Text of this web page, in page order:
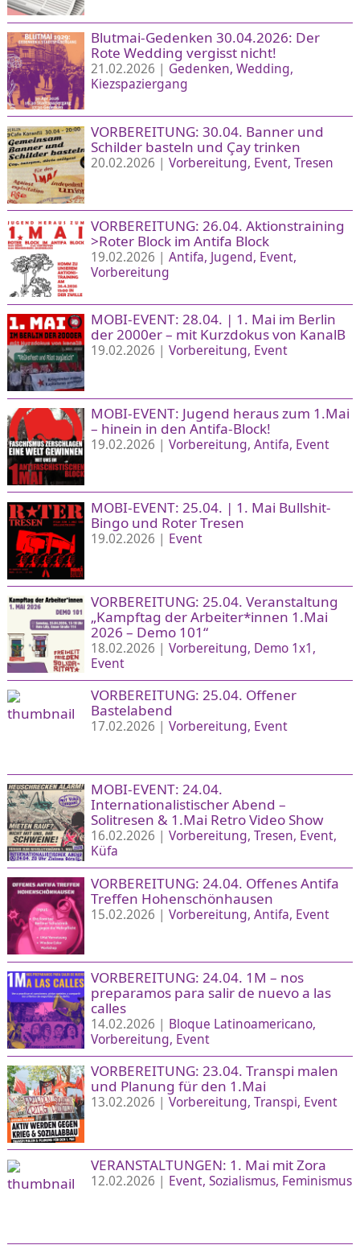
Blutmai-Gedenken 30.04.2026: Der
Rote Wedding vergisst nicht!
21.02.2026 | Gedenken Wedding
Kiezspaziergang
VORBEREITUNG: 30.04. Banner und
Schilder basteln und Çay trinken
20.02.2026 |Vorbereitung Event Tresen
VORBEREITUNG: 26.04. Aktionstraining
>Roter Block im Antifa Block
19.02.2026 |Antifa Jugend Event
Vorbereitung
MOBI-EVENT: 28.04. | 1. Mai im Berlin
der 2000er – mit Kurzdokus von KanalB
19.02.2026 |Vorbereitung Event
MOBI-EVENT: Jugend heraus zum 1.Mai
– hinein in den Antifa-Block!
19.02.2026 |Vorbereitung Antifa Event
MOBI-EVENT: 25.04. | 1. Mai Bullshit-
Bingo und Roter Tresen
19.02.2026 | Event
VORBEREITUNG: 25.04. Veranstaltung
„Kampftag der Arbeiter*innen 1.Mai
2026 – Demo 101“
18.02.2026 |Vorbereitung Demo 1x1
Event
VORBEREITUNG: 25.04. Offener
Bastelabend
17.02.2026 |Vorbereitung Event
MOBI-EVENT: 24.04.
Internationalistischer Abend –
Solitresen & 1.Mai Retro Video Show
16.02.2026 |Vorbereitung Tresen Event
Küfa
VORBEREITUNG: 24.04. Offenes Antifa
Treffen Hohenschönhausen
15.02.2026 |Vorbereitung Antifa Event
VORBEREITUNG: 24.04. 1M – nos
preparamos para salir de nuevo a las
calles
14.02.2026 | Bloque Latinoamericano
Vorbereitung Event
VORBEREITUNG: 23.04. Transpi malen
und Planung für den 1.Mai
13.02.2026 |Vorbereitung Transpi Event
VERANSTALTUNGEN: 1. Mai mit Zora
12.02.2026 | Event Sozialismus Feminismus